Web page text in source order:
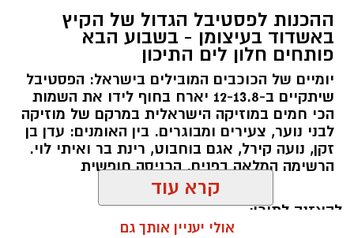
צוותים של מד"א ומתנדבי איחוד הצלה הוזעקו
לרחוב שלמה בן יוסף באשדוד בעקבות דיווח על
נפילה מגובה באשדוד.
צוותי ההצלה שהגיעו למקום מצאו גבר כבן 40,
שנפל מהקומה השנייה בבניין מגורים.
לאחר קבלת טיפול ראשוני במקום, הפצוע פונה
להמשך טיפול בבית החולים כשהוא סובל מחבלות
ושברים. מצבו מוגדר בינוני.
ההכנות לפסטיבל הגדול של הקיץ
באשדוד בעיצומן - בשבוע הבא
פותחים חלון לים התיכון
יומיים של הכוכבים המובילים בישראל: הפסטיבל
שיתקיים ב-12-13.8 יארח בחוף לידו את השמות
הכי חמים במוזיקה הישראלית במרקם של מוזיקה
לבני נוער, צעירים ומבוגרים. בין האומנים: עדן בן
זקן, נועה קירל, אגם בוחבוט, רינת בר ואיתי לוי.
הרשימה המלאה בפנים. הכניסה חופשית
להאזנה לתוכן:
קרא עוד
אולי יעניין אותך גם